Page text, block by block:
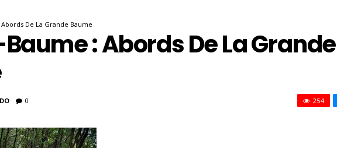
De La Grande Baume
: Abords De La Grande
0 254